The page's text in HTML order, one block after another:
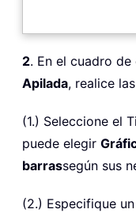
2. En el cuadro de
Apilada, realice
(1.) Seleccione el
puede elegir
barrassegún sus
(2.) Especifique